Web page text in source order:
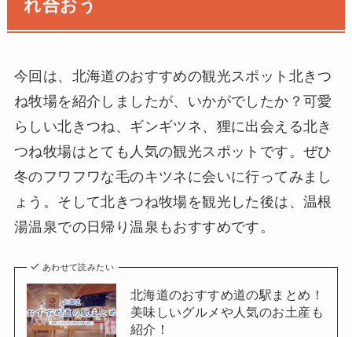
れ合おう
今回は、北海道のおすすめの観光スポット北きつ
ね牧場を紹介しましたが、いかがでしたか？可愛
らしい北きつね、ギンギツネ、狸に出会える北き
つね牧場はとても人気の観光スポットです。ぜひ
冬のフワフワな毛のキツネに会いに行ってみまし
ょう。そして北きつね牧場を観光した後は、温根
湯温泉での日帰り温泉もおすすめです。
あわせて読みたい
北海道のおすすめ道の駅まとめ！
美味しいグルメや人気のお土産も
紹介！